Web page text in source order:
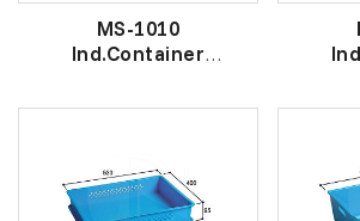
MS-1010
Ind.Container